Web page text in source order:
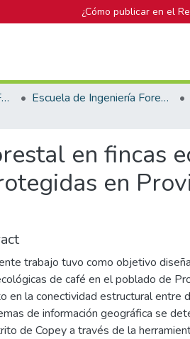
¿Cómo publicar en el
Biblioteca José Figueres Ferrer Escuela de Ingeniería Forestal
en fincas
en
trabajo tuvo como objetivo
de café en el poblado de
en la conectividad estructural entre
de información geográfica se
de Copey a través de la